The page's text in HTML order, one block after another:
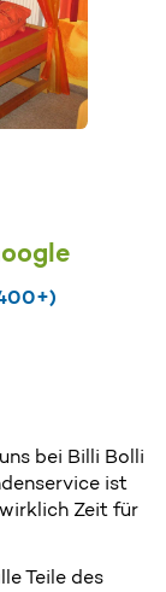
bei Billi Bolli
ist
Zeit für
Teile des